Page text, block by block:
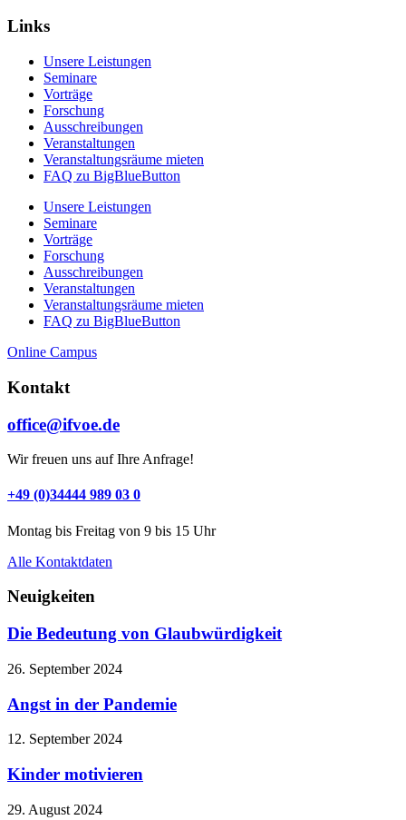
Links
Unsere Leistungen
Seminare
Vorträge
Forschung
Ausschreibungen
Veranstaltungen
Veranstaltungs­räume mieten
FAQ zu BigBlueButton
Unsere Leistungen
Seminare
Vorträge
Forschung
Ausschreibungen
Veranstaltungen
Veranstaltungs­räume mieten
FAQ zu BigBlueButton
Online Campus
Kontakt
office@ifvoe.de
Wir freuen uns auf Ihre Anfrage!
+49 (0)34444 989 03 0
Montag bis Freitag von 9 bis 15 Uhr
Alle Kontaktdaten
Neuigkeiten
Die Bedeutung von Glaubwürdigkeit
26. September 2024
Angst in der Pandemie
12. September 2024
Kinder motivieren
29. August 2024